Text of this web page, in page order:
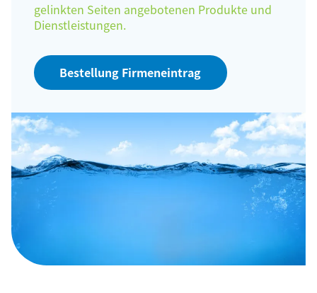
gelinkten Seiten angebotenen Produkte und
Dienstleistungen.
Bestellung Firmeneintrag